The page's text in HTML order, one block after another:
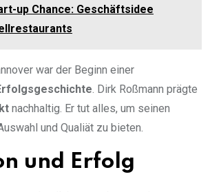
up Chance: Geschäftsidee
war der Beginn einer
. Dirk Roßmann prägte
nachhaltig. Er tut alles, um seinen
und Qualiät zu bieten.
und Erfolg